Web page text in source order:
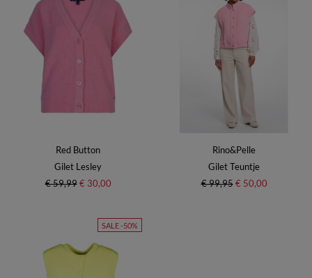
Red Button
Gilet Lesley
€ 59,99 € 30,00
Rino&Pelle
Gilet Teuntje
€ 99,95 € 50,00
SALE -50%